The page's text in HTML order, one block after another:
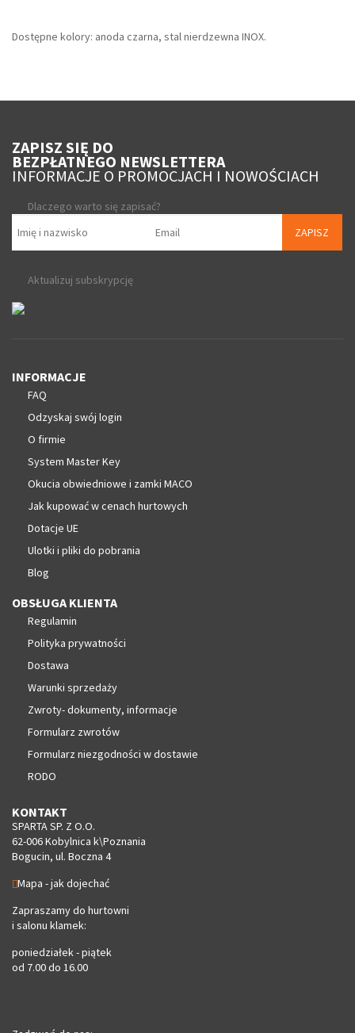
Dostępne kolory: anoda czarna, stal nierdzewna INOX.
ZAPISZ SIĘ DO
BEZPŁATNEGO NEWSLETTERA
INFORMACJE O PROMOCJACH I NOWOŚCIACH
Dlaczego warto się zapisać?
ZAPISZ
Aktualizuj subskrypcję
INFORMACJE
FAQ
Odzyskaj swój login
O firmie
System Master Key
Okucia obwiedniowe i zamki MACO
Jak kupować w cenach hurtowych
Dotacje UE
Ulotki i pliki do pobrania
Blog
OBSŁUGA KLIENTA
Regulamin
Polityka prywatności
Dostawa
Warunki sprzedaży
Zwroty- dokumenty, informacje
Formularz zwrotów
Formularz niezgodności w dostawie
RODO
KONTAKT
SPARTA SP. Z O.O.
62-006 Kobylnica k\Poznania
Bogucin, ul. Boczna 4
Mapa - jak dojechać
Zapraszamy do hurtowni
i salonu klamek:
poniedziałek - piątek
od 7.00 do 16.00